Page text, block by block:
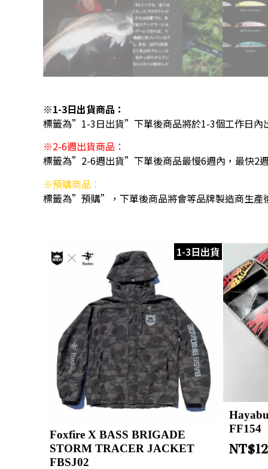
※1-3日出貨商品：
標籤為”1-3日出貨”下單後商品將於1-3個工作日內
※2-6週出貨商品：
標籤為”2-6週出貨”下單後商品最慢6週內，最快2
※預購商品：
標籤為”預購”，下單後商品將會等品牌製造商生產
1-3日出貨
Foxfire X BASS BRIGADE
STORM TRACER JACKET
FBSJ02
FF154
NT$